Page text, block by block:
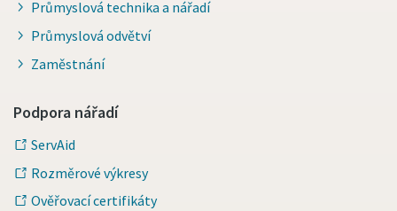
Průmyslová technika a nářadí
Průmyslová odvětví
Zaměstnání
Podpora nářadí
ServAid
Rozměrové výkresy
Ověřovací certifikáty